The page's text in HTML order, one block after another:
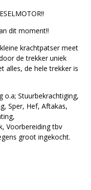
dit moment!!
krachtpatser meet
de trekker uniek
alles, de hele trekker is
o.a; Stuurbekrachtiging,
Sper, Hef, Aftakas,
Voorbereiding tbv
groot ingekocht.